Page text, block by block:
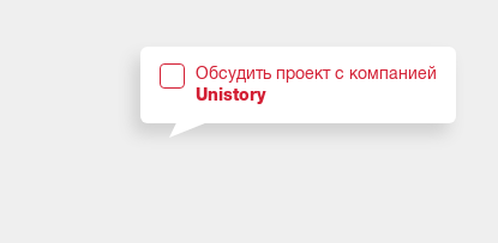
Обсудить проект с компанией
Unistory